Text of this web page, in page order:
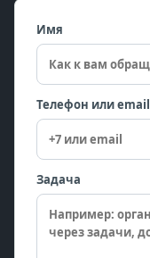
Имя
Телефон или email
Задача